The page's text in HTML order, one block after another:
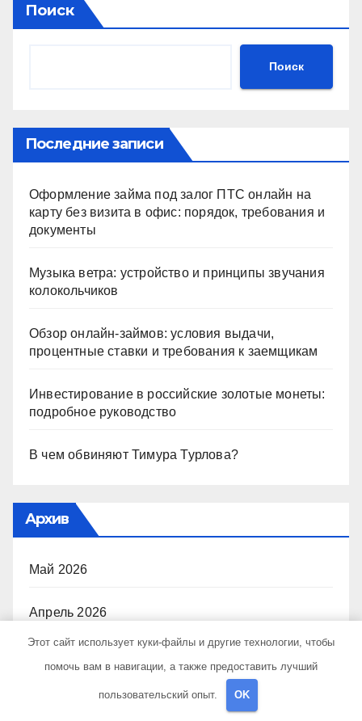
Поиск
Поиск
Последние записи
Оформление займа под залог ПТС онлайн на
карту без визита в офис: порядок, требования и
документы
Музыка ветра: устройство и принципы звучания
колокольчиков
Обзор онлайн-займов: условия выдачи,
процентные ставки и требования к заемщикам
Инвестирование в российские золотые монеты:
подробное руководство
В чем обвиняют Тимура Турлова?
Архив
Май 2026
Апрель 2026
Февраль 2026
Этот сайт использует куки-файлы и другие технологии, чтобы
помочь вам в навигации, а также предоставить лучший
пользовательский опыт. OK